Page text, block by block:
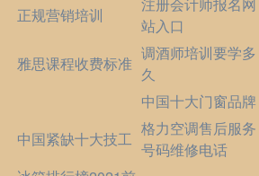
正规营销培训
站入口
雅思课程收费标准
调酒师培训要学多
久
中国十大门窗品牌
中国紧缺十大技工
格力空调售后服务
号码维修电话